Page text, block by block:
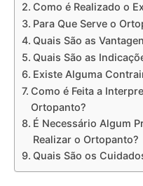
Como é Realizado o
Para Que Serve o
Quais São as
Quais São as
Existe Alguma
Como é Feita a
Ortopanto?
É Necessário Algum
Realizar o Ortopanto?
Quais São os